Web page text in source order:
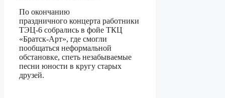
По окончанию
праздничного концерта работники
ТЭЦ-6 собрались в фойе ТКЦ
«Братск-Арт», где смогли
пообщаться неформальной
обстановке, спеть незабываемые
песни юности в кругу старых
друзей.